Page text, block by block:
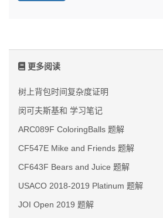
更多阅读
树上背包时间复杂度证明
闵可夫斯基和 学习笔记
ARC089F ColoringBalls 题解
CF547E Mike and Friends 题解
CF643F Bears and Juice 题解
USACO 2018-2019 Platinum 题解
JOI Open 2019 题解